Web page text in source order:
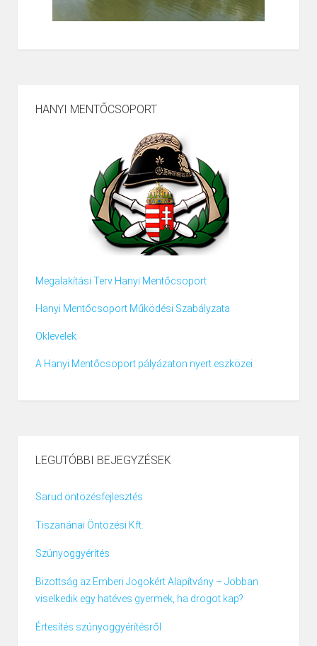
HANYI MENTŐCSOPORT
Megalakítási Terv Hanyi Mentőcsoport
Hanyi Mentőcsoport Működési Szabályzata
Oklevelek
A Hanyi Mentőcsoport pályázaton nyert eszközei
LEGUTÓBBI BEJEGYZÉSEK
Sarud öntözésfejlesztés
Tiszanánai Öntözési Kft.
Szúnyoggyérítés
Bizottság az Emberi Jogokért Alapítvány – Jobban
viselkedik egy hatéves gyermek, ha drogot kap?
Értesítés szúnyoggyérítésről